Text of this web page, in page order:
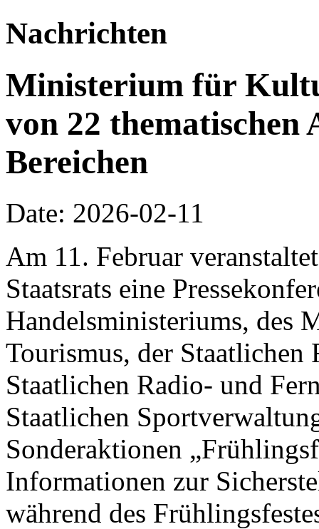
Nachrichten
Ministerium für
von 22
Bereichen
Date: 2026-02-11
Am 11. Februar
Staatsrats eine
Handelsministeriums, des
Tourismus, der Staatlichen
Staatlichen Radio- und
Staatlichen
Sonderaktionen
Informationen zur
während des